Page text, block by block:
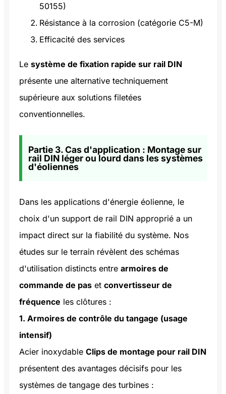
50155)
Résistance à la corrosion (catégorie C5-M)
Efficacité des services
Le système de fixation rapide sur rail DIN
présente une alternative techniquement
supérieure aux solutions filetées
conventionnelles.
Partie 3. Cas d'application : Montage sur
rail DIN léger ou lourd dans les systèmes
d'éoliennes
Dans les applications d'énergie éolienne, le
choix d'un support de rail DIN approprié a un
impact direct sur la fiabilité du système. Nos
études sur le terrain révèlent des schémas
d'utilisation distincts entre armoires de
commande de pas et convertisseur de
fréquence les clôtures :
1. Armoires de contrôle du tangage (usage
intensif)
Acier inoxydable Clips de montage pour rail DIN
présentent des avantages décisifs pour les
systèmes de tangage des turbines :